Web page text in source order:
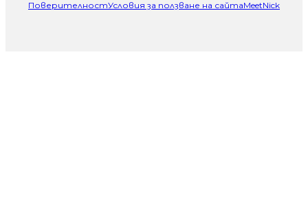
ПоверителностУсловия за ползване на сайтаMeetNick